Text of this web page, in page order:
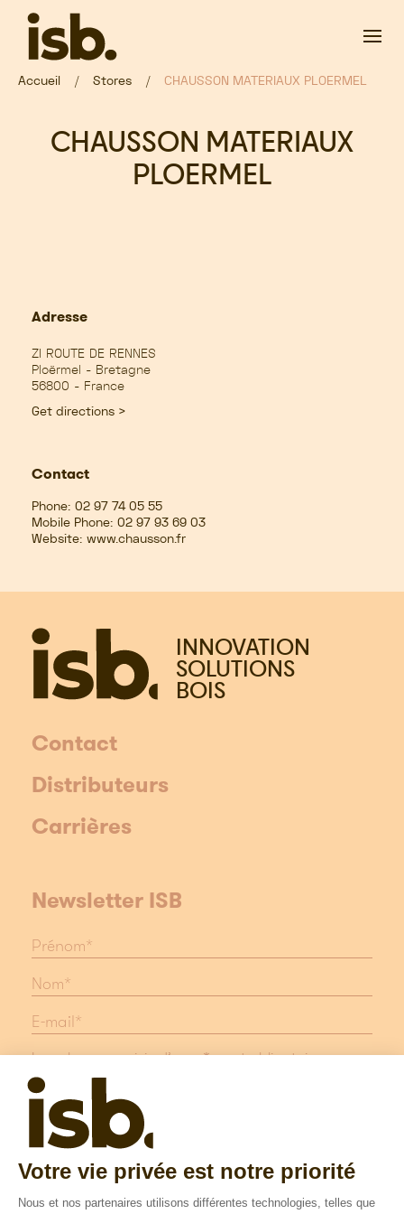
Passer au contenu principal
Accueil Stores CHAUSSON MATERIAUX PLOERMEL
CHAUSSON MATERIAUX
PLOERMEL
Adresse
ZI ROUTE DE RENNES
Ploërmel - Bretagne
56800 - France
Get directions >
Contact
Phone: 02 97 74 05 55
Mobile Phone: 02 97 93 69 03
Website: www.chausson.fr
INNOVATION
SOLUTIONS
BOIS
Contact
Distributeurs
Carrières
Newsletter ISB
Les champs suivis d'une * sont obligatoires
Protection des données
Mentions légales